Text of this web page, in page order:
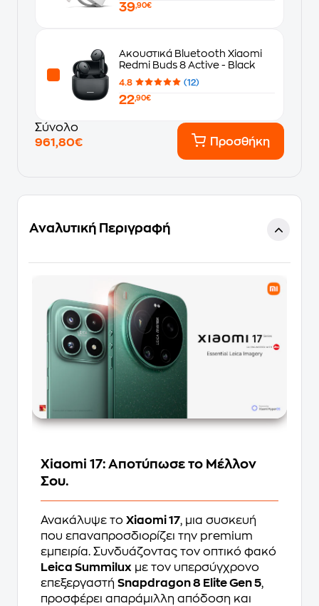
39,90€
Ακουστικά Bluetooth Xiaomi
Redmi Buds 8 Active - Black
4.8 (12)
22,90€
Σύνολο
961,80€
Προσθήκη
Αναλυτική Περιγραφή
Xiaomi 17: Αποτύπωσε το Μέλλον
Σου.
Ανακάλυψε το Xiaomi 17, μια συσκευή
που επαναπροσδιορίζει την premium
εμπειρία. Συνδυάζοντας τον οπτικό φακό
Leica Summilux με τον υπερσύγχρονο
επεξεργαστή Snapdragon 8 Elite Gen 5,
προσφέρει απαράμιλλη απόδοση και